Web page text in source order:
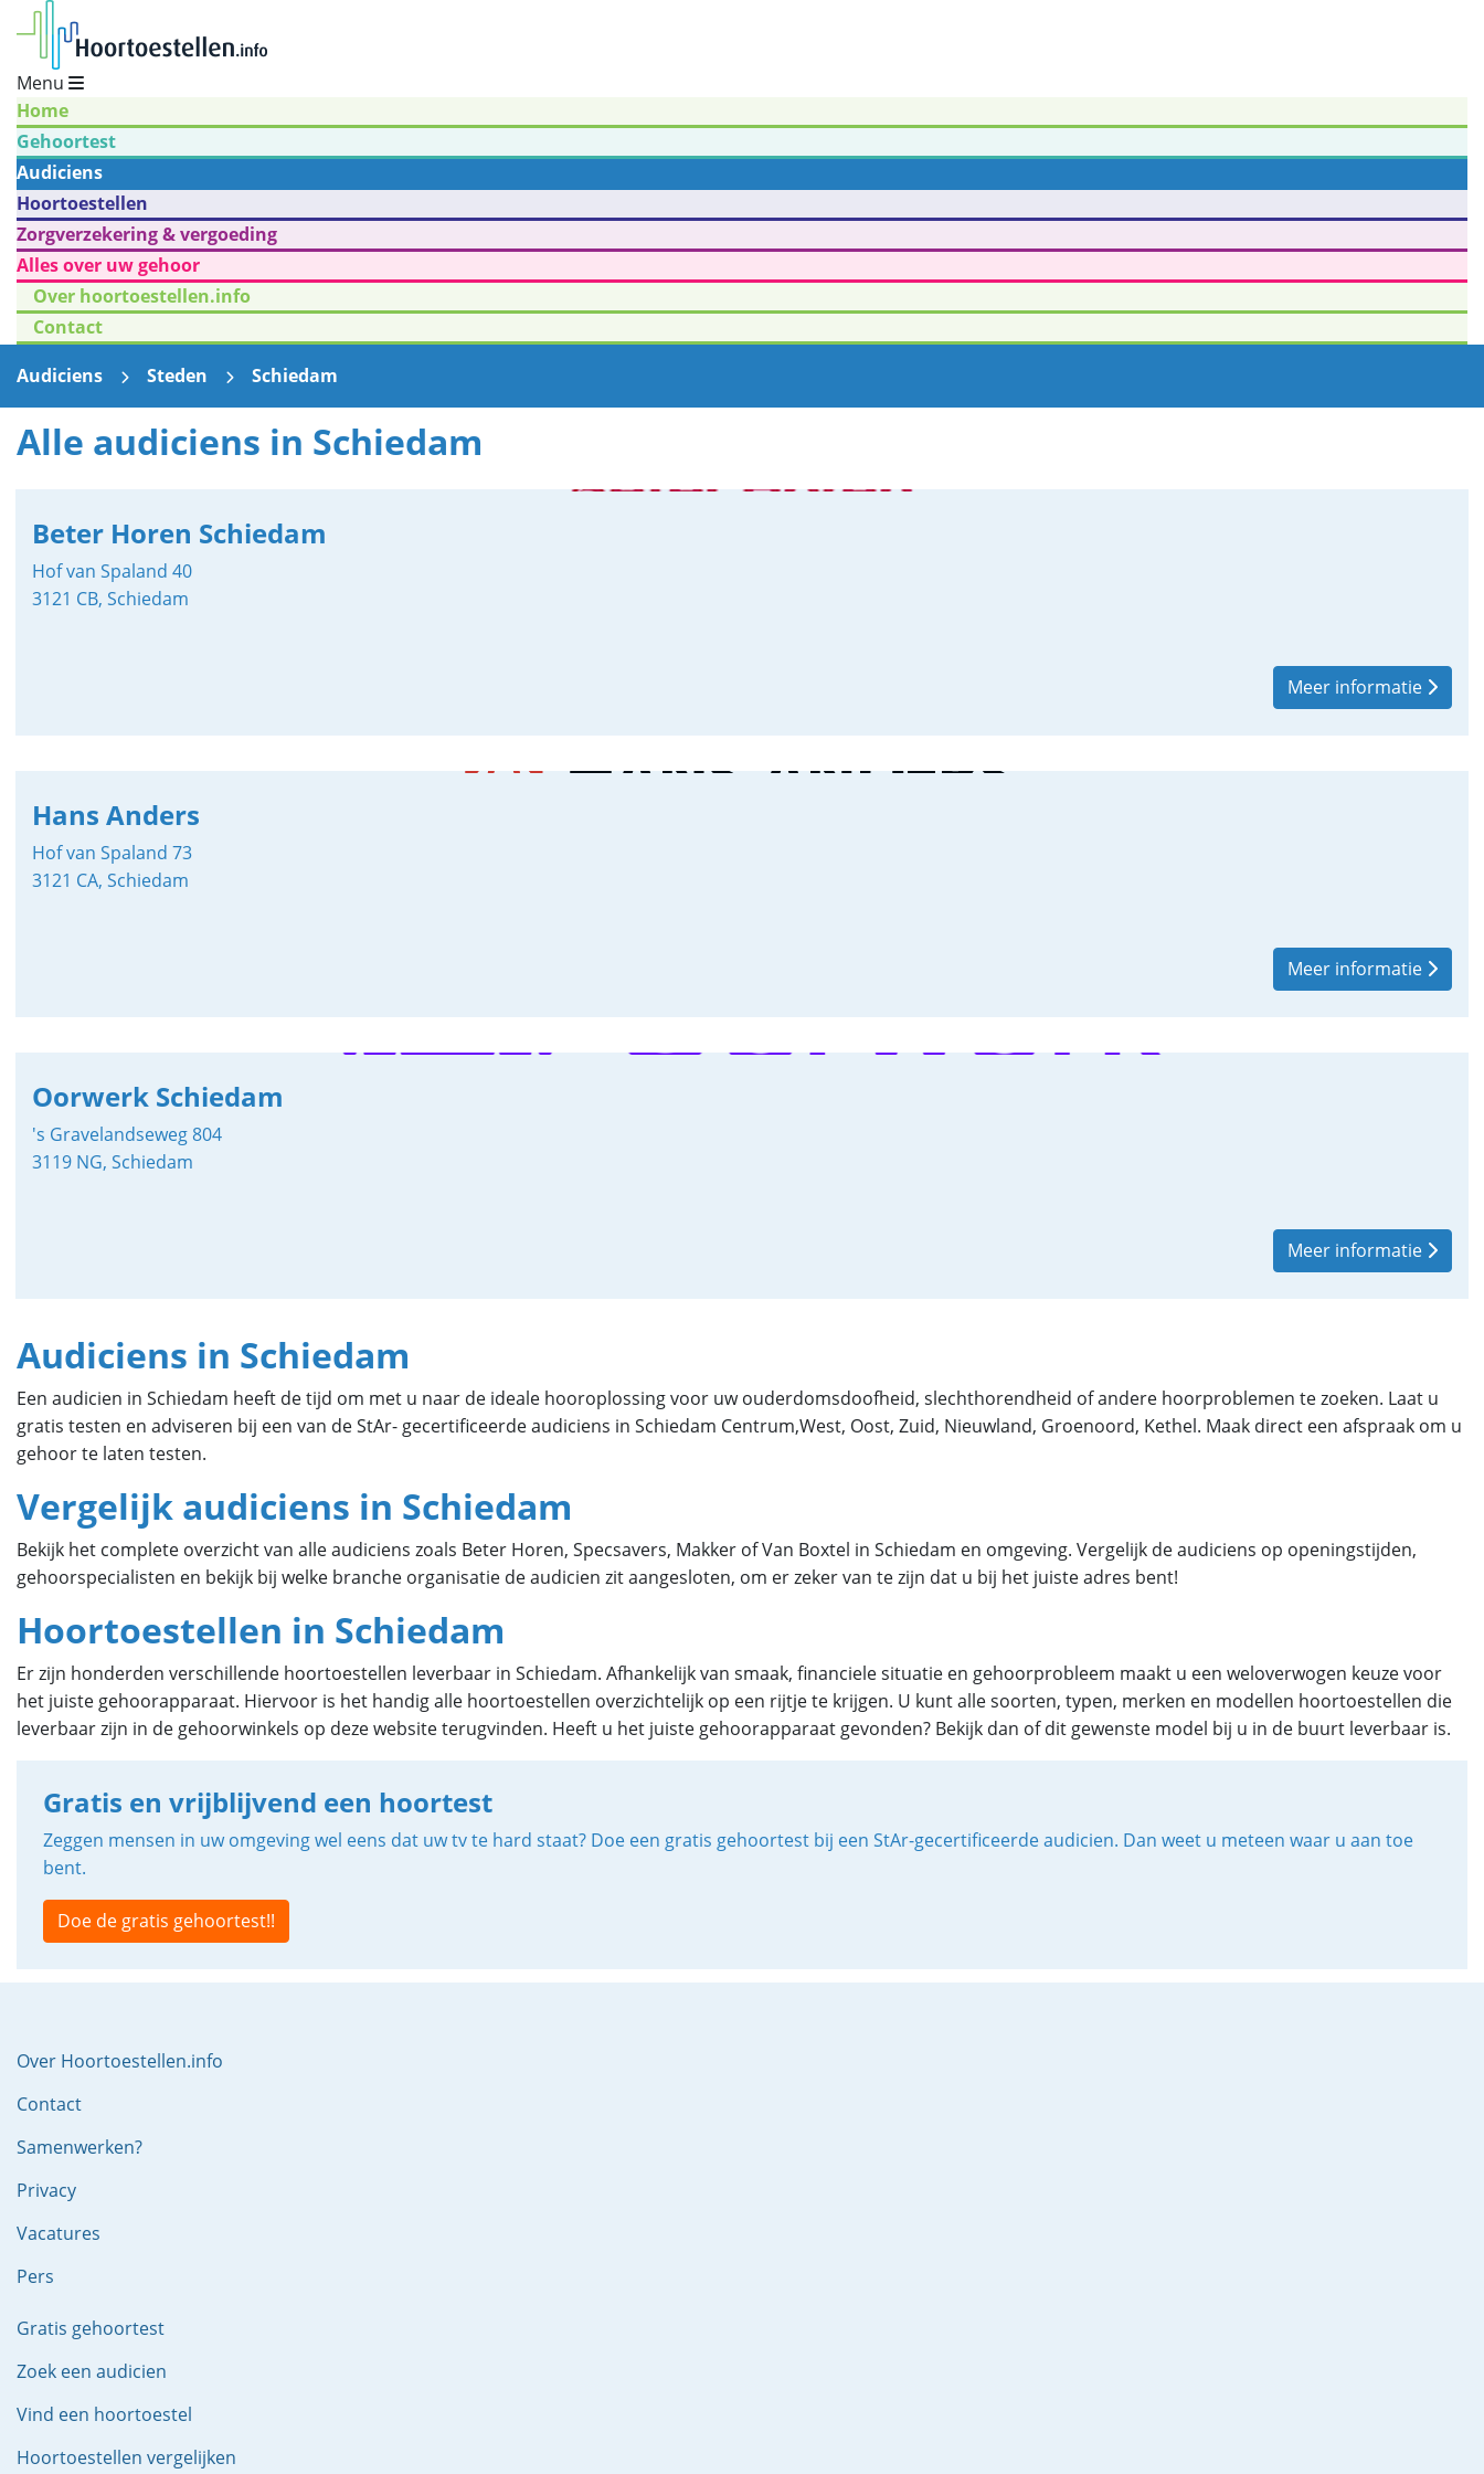
Menu
Home
Gehoortest
Audiciens
Hoortoestellen
Zorgverzekering & vergoeding
Alles over uw gehoor
Over hoortoestellen.info
Contact
Audiciens
Steden Schiedam
Alle audiciens in Schiedam
Beter Horen Schiedam
Hof van Spaland 40
3121 CB, Schiedam
Meer informatie
Hans Anders
Hof van Spaland 73
3121 CA, Schiedam
Meer informatie
Oorwerk Schiedam
's Gravelandseweg 804
3119 NG, Schiedam
Meer informatie
Audiciens in Schiedam
Een audicien in Schiedam heeft de tijd om met u naar de ideale hooroplossing voor uw ouderdomsdoofheid, slechthorendheid of andere hoorproblemen te zoeken. Laat u
gratis testen en adviseren bij een van de StAr- gecertificeerde audiciens in Schiedam Centrum,West, Oost, Zuid, Nieuwland, Groenoord, Kethel. Maak direct een afspraak om u
gehoor te laten testen.
Vergelijk audiciens in Schiedam
Bekijk het complete overzicht van alle audiciens zoals Beter Horen, Specsavers, Makker of Van Boxtel in Schiedam en omgeving. Vergelijk de audiciens op openingstijden,
gehoorspecialisten en bekijk bij welke branche organisatie de audicien zit aangesloten, om er zeker van te zijn dat u bij het juiste adres bent!
Hoortoestellen in Schiedam
Er zijn honderden verschillende hoortoestellen leverbaar in Schiedam. Afhankelijk van smaak, financiele situatie en gehoorprobleem maakt u een weloverwogen keuze voor
het juiste gehoorapparaat. Hiervoor is het handig alle hoortoestellen overzichtelijk op een rijtje te krijgen. U kunt alle soorten, typen, merken en modellen hoortoestellen die
leverbaar zijn in de gehoorwinkels op deze website terugvinden. Heeft u het juiste gehoorapparaat gevonden? Bekijk dan of dit gewenste model bij u in de buurt leverbaar is.
Gratis en vrijblijvend een hoortest
Zeggen mensen in uw omgeving wel eens dat uw tv te hard staat? Doe een gratis gehoortest bij een StAr-gecertificeerde audicien. Dan weet u meteen waar u aan toe
bent.
Doe de gratis gehoortest!!
Over Hoortoestellen.info
Contact
Samenwerken?
Privacy
Vacatures
Pers
Gratis gehoortest
Zoek een audicien
Vind een hoortoestel
Hoortoestellen vergelijken